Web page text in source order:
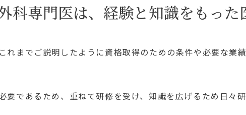
科専門医は、経験と知識をもった
れまでご説明したように資格取得のための条件や必要な業
であるため、重ねて研修を受け、知識を広げるため日々研